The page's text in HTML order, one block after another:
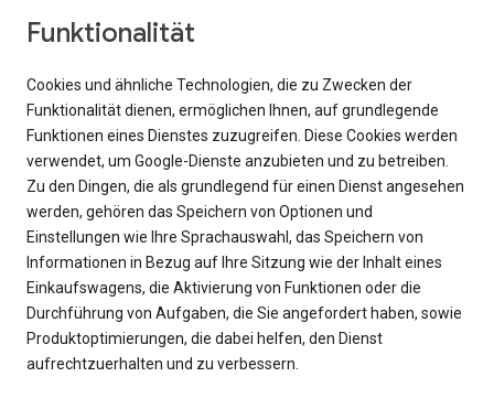
Funktionalität
Cookies und ähnliche Technologien, die zu Zwecken der
Funktionalität dienen, ermöglichen Ihnen, auf grundlegende
Funktionen eines Dienstes zuzugreifen. Diese Cookies werden
verwendet, um Google-Dienste anzubieten und zu betreiben.
Zu den Dingen, die als grundlegend für einen Dienst angesehen
werden, gehören das Speichern von Optionen und
Einstellungen wie Ihre Sprachauswahl, das Speichern von
Informationen in Bezug auf Ihre Sitzung wie der Inhalt eines
Einkaufswagens, die Aktivierung von Funktionen oder die
Durchführung von Aufgaben, die Sie angefordert haben, sowie
Produktoptimierungen, die dabei helfen, den Dienst
aufrechtzuerhalten und zu verbessern.